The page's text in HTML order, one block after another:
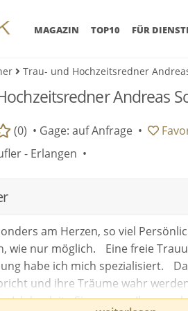
MAGAZIN (CURRENT)
TOP10 FÜR
Trau- und Hochzeitsredner
Andreas
(0) • Gage: auf Anfrage •
- Erlangen •
am Herzen, so viel
wie nur möglich. Eine freie
habe ich mich spezialisiert.
und ihre Träume wahr
Ich begleite Sie gern an Ihrem